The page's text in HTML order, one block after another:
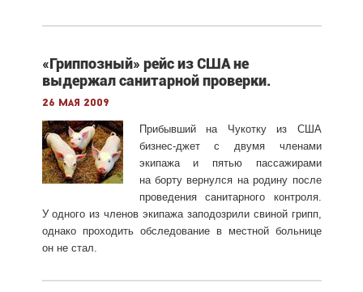
«Гриппозный» рейс из США не
выдержал санитарной проверки.
26 мая 2009
Прибывший на Чукотку из США
бизнес-джетс двумя членами
экипажа и пятью пассажирами
на борту вернулся на родину после
проведения санитарного контроля.
У одного из членов экипажа заподозрили свиной грипп,
однако проходить обследование в местной больнице
он не стал.